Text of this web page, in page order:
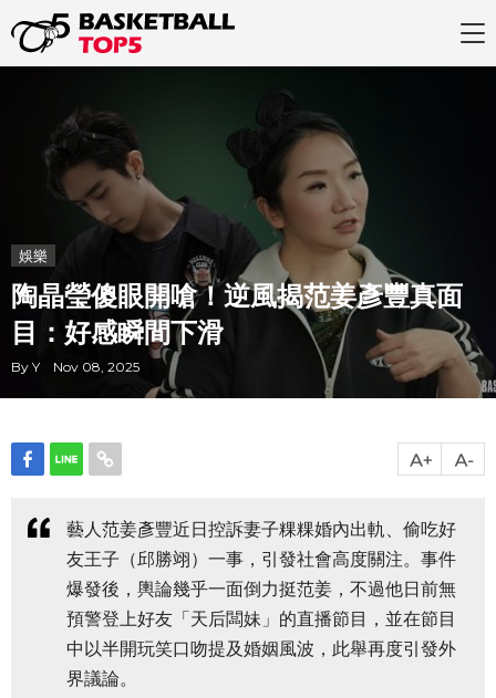
娛樂
陶晶瑩傻眼開嗆！逆風揭范姜彥豐真面
目：好感瞬間下滑
By Y Nov 08, 2025
藝人范姜彥豐近日控訴妻子粿粿婚內出軌、偷吃好
友王子（邱勝翊）一事，引發社會高度關注。事件
爆發後，輿論幾乎一面倒力挺范姜，不過他日前無
預警登上好友「天后闆妹」的直播節目，並在節目
中以半開玩笑口吻提及婚姻風波，此舉再度引發外
界議論。